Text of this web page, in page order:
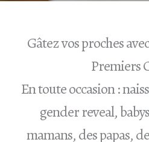
Gâtez vos proches
Premiers
En toute occasion :
gender reveal,
mamans, des papas,